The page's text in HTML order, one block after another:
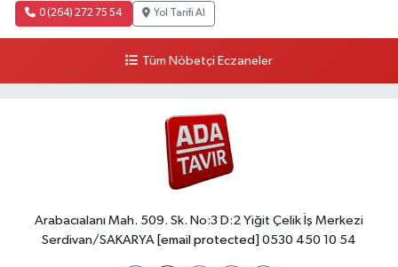
0 (264) 272 75 54 Yol Tarifi Al
Tüm Nöbetçi Eczaneler
Arabacıalanı Mah. 509. Sk. No:3 D:2 Yiğit Çelik İş Merkezi
Serdivan/SAKARYA [email protected] 0530 450 10 54